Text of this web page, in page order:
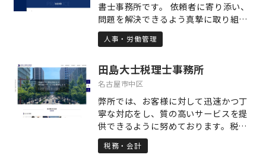
張る"あなた"の背中を押させてくださ
い。共に学び、共に成長していただけ
る方々との出会いを楽しみにしていま
す。
書士事務所です。 依頼者に寄り添い、
問題を解決できるよう真摯に取り組み
ます。 人事・労務・法務の課題に総合
的に対応いたします。 電話・メールで
オンライン面談にも対応しておりま
す。 土日祝や夜間・早朝でも対応でき
問合せください。
人事・労働管理
田島大士税理士事務所
名古屋市中区
弊所では、お客様に対して迅速かつ丁
寧な対応をし、質の高いサービスを提
供できるように努めております。税務
顧問契約は、医療業（医療法人・医
院）のお客様を中心に締結しておりま
税務・会計